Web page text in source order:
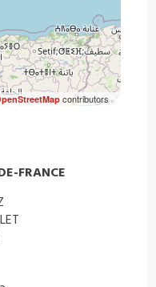
contributors
FRANCE